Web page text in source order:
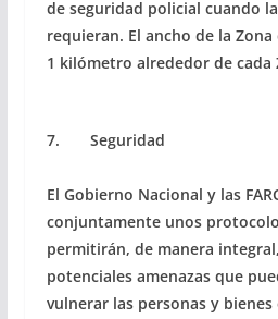
de seguridad policial cuando
requieran. El ancho de la
1 kilómetro alrededor de cada
7. Seguridad
El Gobierno Nacional y las
conjuntamente unos
permitirán, de manera
potenciales amenazas que
vulnerar las personas y